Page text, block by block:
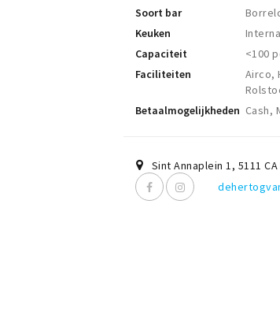
Soort bar
Keuken
Capaciteit
<100
Faciliteiten
Airco,
Betaalmogelijkheden Cash,
Sint Annaplein 1, 5111 CA